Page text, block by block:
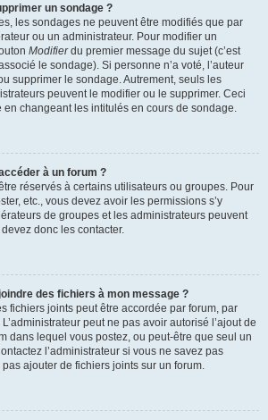
un sondage ?
les sondages ne peuvent être modifiés que par
ou un administrateur. Pour modifier un
Modifierdu premier message du sujet (c’est
le sondage). Si personne n’a voté, l’auteur
supprimer le sondage. Autrement, seuls les
peuvent le modifier ou le supprimer. Ceci
changeant les intitulés en cours de sondage.
à un forum ?
réservés à certains utilisateurs ou groupes. Pour
etc., vous devez avoir les permissions s’y
de groupes et les administrateurs peuvent
donc les contacter.
des fichiers à mon message ?
fichiers joints peut être accordée par forum, par
peut ne pas avoir autorisé l’ajout de
dans lequel vous postez, ou peut-être que seul un
l’administrateur si vous ne savez pas
ajouter de fichiers joints sur un forum.